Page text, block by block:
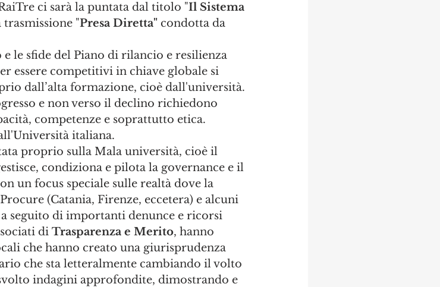
ci sarà la puntata dal titolo "Il Sistema
trasmissione "Presa Diretta" condotta da
le sfide del Piano di rilancio e resilienza
essere competitivi in chiave globale si
dall’alta formazione, cioè dall'università.
e non verso il declino richiedono
competenze e soprattutto etica.
italiana.
proprio sulla Mala università, cioè il
condiziona e pilota la governance e il
un focus speciale sulle realtà dove la
(Catania, Firenze, eccetera) e alcuni
seguito di importanti denunce e ricorsi
di Trasparenza e Merito, hanno
che hanno creato una giurisprudenza
che sta letteralmente cambiando il volto
indagini approfondite, dimostrando e